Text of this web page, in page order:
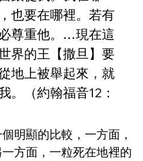
也要在哪裡。若有
尊重他。…現在這
界的王【撒旦】要
地上被舉起來，就
。（約翰福音12：
明顯的比較，一方面，
方面，一粒死在地裡的